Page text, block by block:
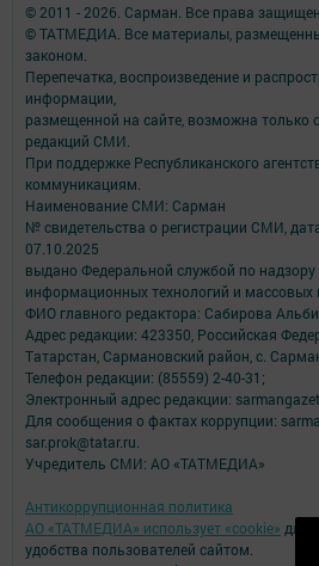
© 2011 - 2026. Сарман. Все права
© ТАТМЕДИА. Все материалы,
законом.
Перепечатка, воспроизведение и
информации,
размещенной на сайте, возможна только
редакций СМИ.
При поддержке Республиканского
коммуникациям.
Наименование СМИ: Сарман
№ свидетельства о регистрации СМИ,
07.10.2025
выдано Федеральной службой по надзору
информационных технологий и массовых
ФИО главного редактора: Сабирова
Адрес редакции: 423350, Российская
Татарстан, Сармановский район, с.
Телефон редакции: (85559) 2-40-31;
Электронный адрес редакции:
Для сообщения о фактах коррупции:
sar.prok@tatar.ru.
Учредитель СМИ: АО «ТАТМЕДИА»
Антикоррупционная политика
АО «ТАТМЕДИА» использует «cookie» для
удобства пользователей сайтом.